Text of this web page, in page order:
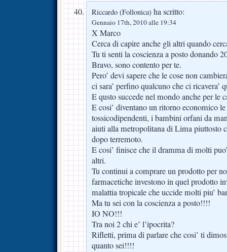
Riccardo (Follonica) ha scritto:
Gennaio 17th, 2010 alle 19:34
X Marco
Cerca di capire anche gli altri quando
Tu ti senti la coscienza a posto donando
Bravo, sono contento per te.
Pero’ devi sapere che le cose non
ci sara’ perfino qualcuno che ci ricavera’
E qusto succede nel mondo anche per le
E cosi’ diventano un ritorno economico
tossicodipendenti, i bambini orfani da
aiuti alla metropolitana di Lima piuttosto
dopo terremoto.
E cosi’ finisce che il dramma di molti
altri.
Tu continui a comprare un prodotto per
farmacetiche investono in quel prodotto
malattia tropicale che uccide molti piu’
Ma tu sei con la coscienza a posto!!!!
IO NO!!!
Tra noi 2 chi e’ l’ipocrita?
Rifletti, prima di parlare che cosi’ ti
quanto sei!!!!